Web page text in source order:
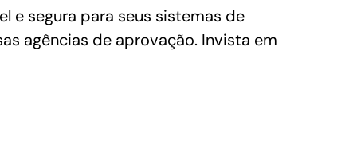
e segura para seus sistemas de
agências de aprovação. Invista em